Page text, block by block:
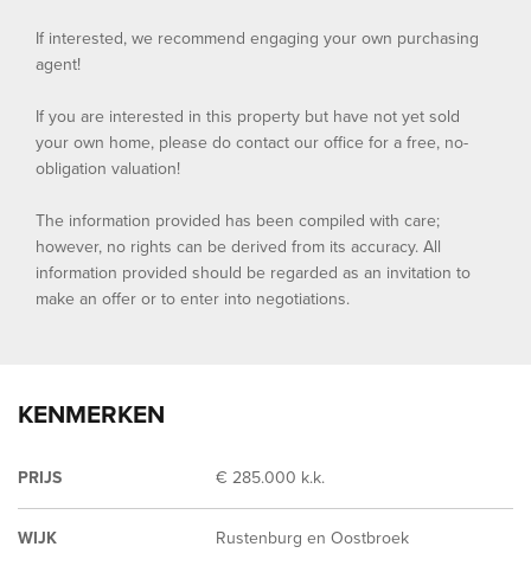
If interested, we recommend engaging your own purchasing
agent!
If you are interested in this property but have not yet sold
your own home, please do contact our office for a free, no-
obligation valuation!
The information provided has been compiled with care;
however, no rights can be derived from its accuracy. All
information provided should be regarded as an invitation to
make an offer or to enter into negotiations.
KENMERKEN
PRIJS € 285.000 k.k.
WIJK Rustenburg en Oostbroek